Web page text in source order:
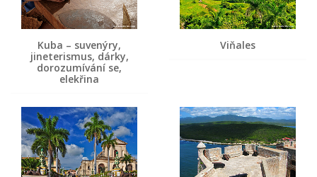
Kuba – suvenýry,
jineterismus, dárky,
dorozumívání se,
elekřina
Viňales